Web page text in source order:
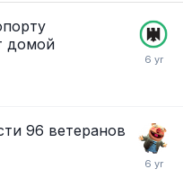
домой
96 ветеранов